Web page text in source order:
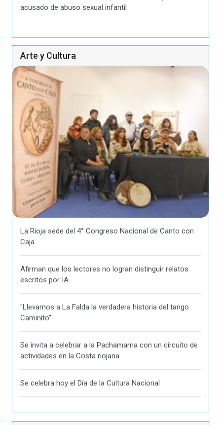
acusado de abuso sexual infantil
Arte y Cultura
La Rioja sede del 4° Congreso Nacional de Canto con
Caja
Afirman que los lectores no logran distinguir relatos
escritos por IA
"Llevamos a La Falda la verdadera historia del tango
Caminito"
Se invita a celebrar a la Pachamama con un circuito de
actividades en la Costa riojana
Se celebra hoy el Día de la Cultura Nacional